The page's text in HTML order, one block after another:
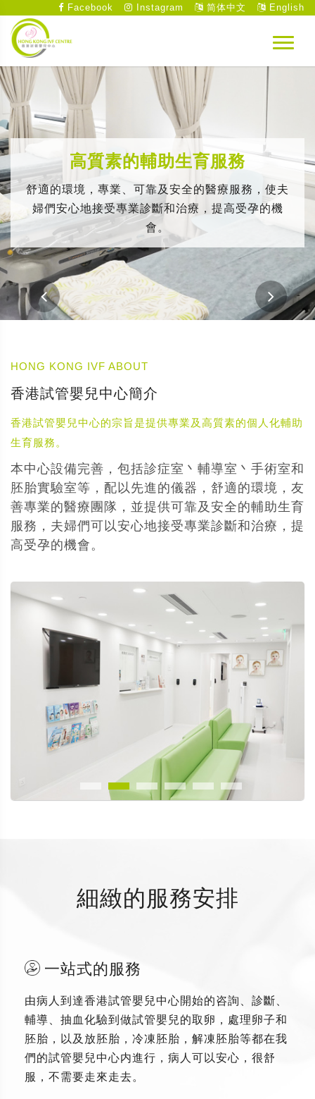
Facebook Instagram 简体中文 English
高質素的輔助生育服務
舒適的環境，專業、可靠及安全的醫療服務，使夫
婦們安心地接受專業診斷和治療，提高受孕的機
會。
HONG KONG IVF ABOUT
香港試管嬰兒中心簡介
香港試管嬰兒中心的宗旨是提供專業及高質素的個人化輔助
生育服務。
本中心設備完善，包括診症室丶輔導室丶手術室和
胚胎實驗室等，配以先進的儀器，舒適的環境，友
善專業的醫療團隊，並提供可靠及安全的輔助生育
服務，夫婦們可以安心地接受專業診斷和治療，提
高受孕的機會。
細緻的服務安排
一站式的服務
由病人到達香港試管嬰兒中心開始的咨詢、診斷、
輔導、抽血化驗到做試管嬰兒的取卵，處理卵子和
胚胎，以及放胚胎，冷凍胚胎，解凍胚胎等都在我
們的試管嬰兒中心内進行，病人可以安心，很舒
服，不需要走來走去。